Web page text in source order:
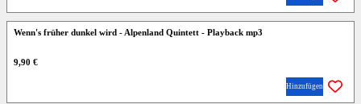
Wenn's früher dunkel wird - Alpenland Quintett - Playback mp3
9,90 €
Hinzufügen